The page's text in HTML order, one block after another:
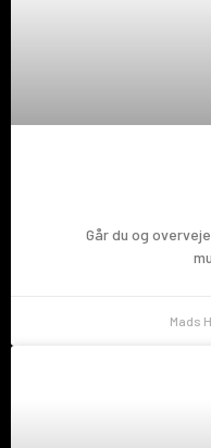
Går du og
Mads